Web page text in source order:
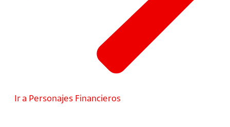
Ir a Personajes Financieros